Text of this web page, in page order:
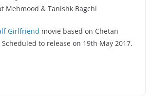
Mehmood & Tanishk Bagchi
Girlfriend movie based on Chetan
Scheduled to release on 19th May 2017.